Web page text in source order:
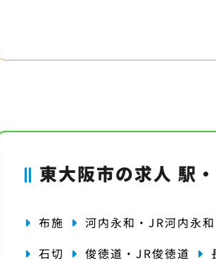
東大阪市の求人 駅
布施
河内永和・JR河内永和
石切
俊徳道・JR俊徳道